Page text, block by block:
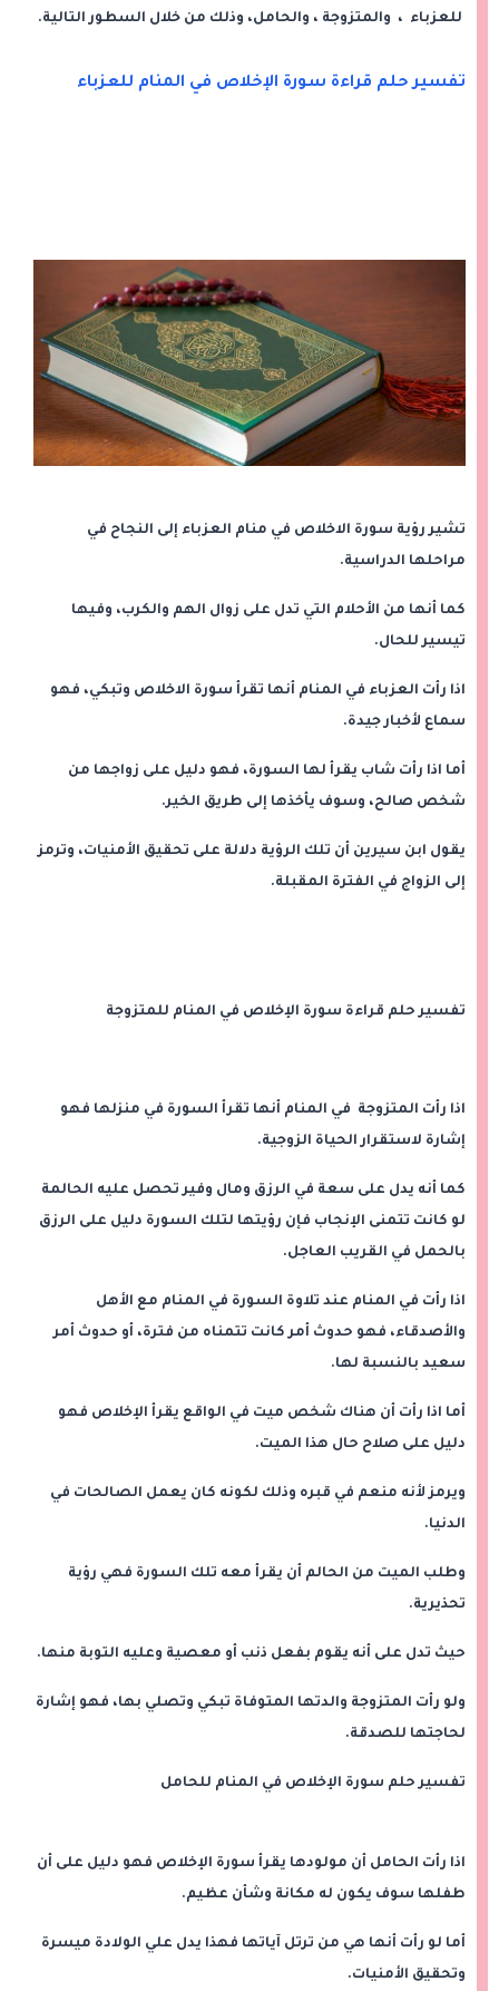
للعزباء ، والمتزوجة ، والحامل، وذلك من خلال السطور التالية.
تفسير حلم قراءة سورة الإخلاص في المنام للعزباء
تشير رؤية سورة الاخلاص في منام العزباء إلى النجاح في
مراحلها الدراسية.
كما أنها من الأحلام التي تدل على زوال الهم والكرب، وفيها
تيسير للحال.
اذا رأت العزباء في المنام أنها تقرأ سورة الاخلاص وتبكي، فهو
سماع لأخبار جيدة.
أما اذا رأت شاب يقرأ لها السورة، فهو دليل على زواجها من
شخص صالح، وسوف يأخذها إلى طريق الخير.
يقول ابن سيرين أن تلك الرؤية دلالة على تحقيق الأمنيات، وترمز
إلى الزواج في الفترة المقبلة.
تفسير حلم قراءة سورة الإخلاص في المنام للمتزوجة
اذا رأت المتزوجة في المنام أنها تقرأ السورة في منزلها فهو
إشارة لاستقرار الحياة الزوجية.
كما أنه يدل على سعة في الرزق ومال وفير تحصل عليه الحالمة
لو كانت تتمنى الإنجاب فإن رؤيتها لتلك السورة دليل على الرزق
بالحمل في القريب العاجل.
اذا رأت في المنام عند تلاوة السورة في المنام مع الأهل
والأصدقاء، فهو حدوث أمر كانت تتمناه من فترة، أو حدوث أمر
سعيد بالنسبة لها.
أما اذا رأت أن هناك شخص ميت في الواقع يقرأ الإخلاص فهو
دليل على صلاح حال هذا الميت.
ويرمز لأنه منعم في قبره وذلك لكونه كان يعمل الصالحات في
الدنيا.
وطلب الميت من الحالم أن يقرأ معه تلك السورة فهي رؤية
تحذيرية.
حيث تدل على أنه يقوم بفعل ذنب أو معصية وعليه التوبة منها.
ولو رأت المتزوجة والدتها المتوفاة تبكي وتصلي بها، فهو إشارة
لحاجتها للصدقة.
تفسير حلم سورة الإخلاص في المنام للحامل
اذا رأت الحامل أن مولودها يقرأ سورة الإخلاص فهو دليل على أن
طفلها سوف يكون له مكانة وشأن عظيم.
أما لو رأت أنها هي من ترتل آياتها فهذا يدل علي الولادة ميسرة
وتحقيق الأمنيات.